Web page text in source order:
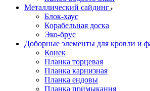
Металлический сайдинг
Блок-хаус
Корабельная доска
Эко-брус
Доборные элементы для кровли и
Конек
Планка торцевая
Планка карнизная
Планка ендовы
Планка примыкания